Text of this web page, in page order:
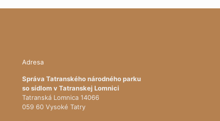
Adresa
Správa Tatranského národného parku
so sídlom v Tatranskej Lomnici
Tatranská Lomnica 14066
059 60 Vysoké Tatry